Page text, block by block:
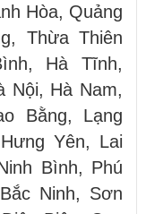
Hòa, Quảng
Thừa Thiên
Hà Tĩnh,
Nội, Hà Nam,
Bằng, Lạng
Yên, Lai
Bình, Phú
Ninh, Sơn